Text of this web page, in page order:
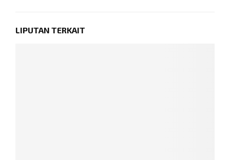
LIPUTAN TERKAIT